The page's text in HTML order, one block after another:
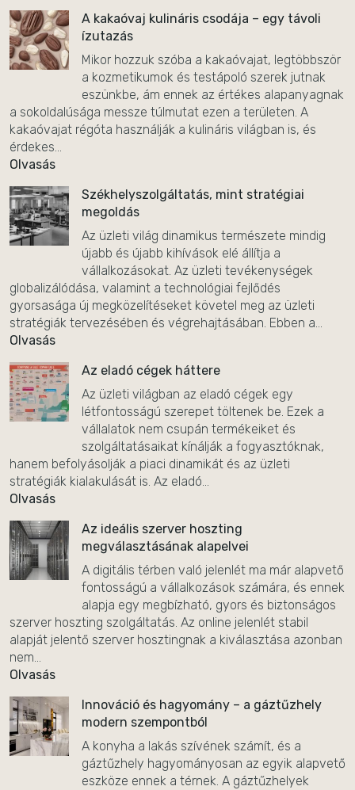
A kakaóvaj kulináris csodája – egy távoli
ízutazás
Mikor hozzuk szóba a kakaóvajat, legtöbbször
a kozmetikumok és testápoló szerek jutnak
eszünkbe, ám ennek az értékes alapanyagnak
a sokoldalúsága messze túlmutat ezen a területen. A
kakaóvajat régóta használják a kulináris világban is, és
érdekes...
Olvasás
Székhelyszolgáltatás, mint stratégiai
megoldás
Az üzleti világ dinamikus természete mindig
újabb és újabb kihívások elé állítja a
vállalkozásokat. Az üzleti tevékenységek
globalizálódása, valamint a technológiai fejlődés
gyorsasága új megközelítéseket követel meg az üzleti
stratégiák tervezésében és végrehajtásában. Ebben a...
Olvasás
Az eladó cégek háttere
Az üzleti világban az eladó cégek egy
létfontosságú szerepet töltenek be. Ezek a
vállalatok nem csupán termékeiket és
szolgáltatásaikat kínálják a fogyasztóknak,
hanem befolyásolják a piaci dinamikát és az üzleti
stratégiák kialakulását is. Az eladó...
Olvasás
Az ideális szerver hoszting
megválasztásának alapelvei
A digitális térben való jelenlét ma már alapvető
fontosságú a vállalkozások számára, és ennek
alapja egy megbízható, gyors és biztonságos
szerver hoszting szolgáltatás. Az online jelenlét stabil
alapját jelentő szerver hosztingnak a kiválasztása azonban
nem...
Olvasás
Innováció és hagyomány – a gáztűzhely
modern szempontból
A konyha a lakás szívének számít, és a
gáztűzhely hagyományosan az egyik alapvető
eszköze ennek a térnek. A gáztűzhelyek